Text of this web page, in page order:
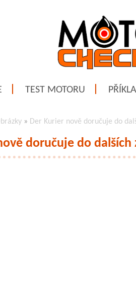
TEST MOTORU
» Der Kurier nově doručuje do
doručuje do dalších